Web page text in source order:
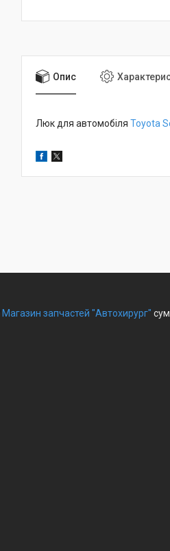
Опис
Люк для автомобіля Toyota
Магазин запчастей "Автохирург"